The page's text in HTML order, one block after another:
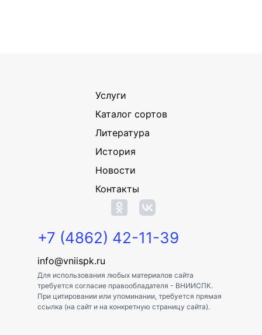
Услуги
Каталог сортов
Литература
История
Новости
Контакты
+7 (4862) 42-11-39
info@vniispk.ru
Для использования любых материалов сайта
требуется согласие правообладателя - ВНИИСПК.
При цитировании или упоминании, требуется прямая
ссылка (на сайт и на конкретную страницу сайта).